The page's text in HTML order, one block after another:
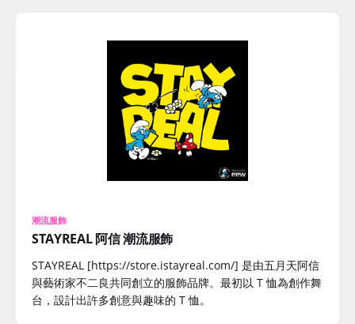
潮流服飾
STAYREAL 阿信 潮流服飾
STAYREAL [https://store.istayreal.com/] 是由五月天阿信
與藝術家不二良共同創立的服飾品牌。最初以 T 恤為創作舞
台，設計出許多創意與趣味的 T 恤。